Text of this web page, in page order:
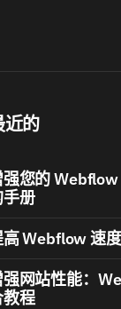
近的
您的
手册
Webflow 速
网站性能：
程